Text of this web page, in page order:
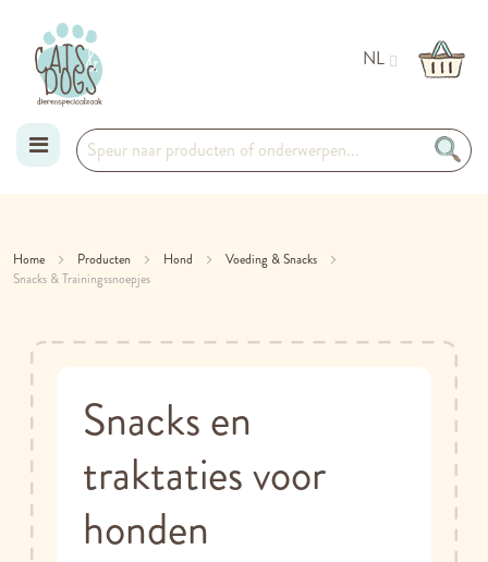
NL
de
Home Producten Hond
Voeding & Snacks
Snacks & Trainingssnoepjes
Snacks en
traktaties voor
honden